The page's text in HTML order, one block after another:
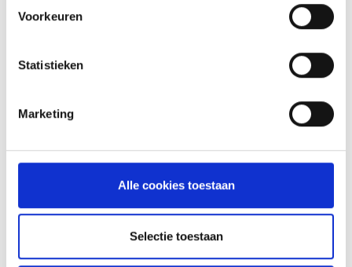
Voorkeuren
Statistieken
Marketing
Alle cookies toestaan
Selectie toestaan
SMART GRILLING HUB